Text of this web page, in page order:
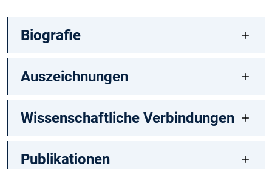
Biografie
Auszeichnungen
Wissenschaftliche Verbindungen
Publikationen